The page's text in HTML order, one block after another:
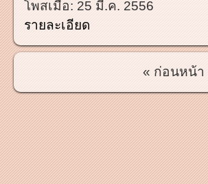
โพสเมื่อ: 25 มี.ค. 2556
รายละเอียด
« ก่อนหน้า